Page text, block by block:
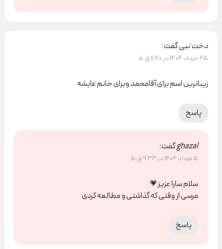
دخت نبیگفت:
25 خرداد 1404 در 11:40 ق.ظ
زیباترین اسم برای آقامحمد وبرای خانم عایشه
پاسخ
ghazalگفت:
5 مرداد 1404 در 9:33 ق.ظ
سلام سارا عزیز💗
مرسی از وقتی که گذاشتی و مطالعه کردی
پاسخ